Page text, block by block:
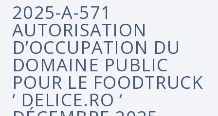
2025-A-571
AUTORISATION
D’OCCUPATION DU
DOMAINE PUBLIC
POUR LE FOODTRUCK
‘ DELICE.RO ‘